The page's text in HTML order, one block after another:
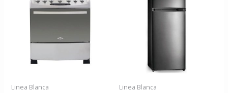
Linea Blanca Linea Blanca